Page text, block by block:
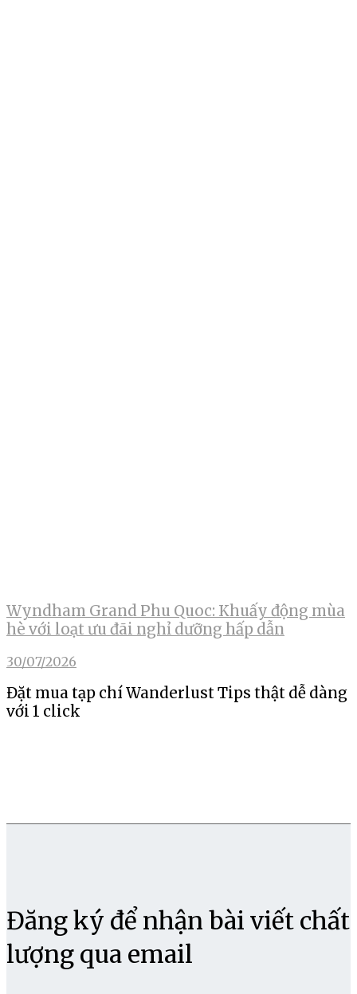
Wyndham Grand Phu Quoc: Khuấy động mùa
hè với loạt ưu đãi nghỉ dưỡng hấp dẫn
30/07/2026
Đặt mua tạp chí Wanderlust Tips thật dễ dàng
với 1 click
Đăng ký để nhận bài viết chất
lượng qua email